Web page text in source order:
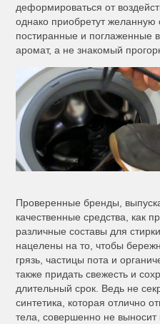
деформироваться от
однако приобретут желанную
постиранные и поглаженные
аромат, а не знакомый
Проверенные бренды,
качественные средства, как
различные составы для
нацелены на то, чтобы
грязь, частицы пота и
также придать свежесть и
длительный срок. Ведь не
синтетика, которая отлично
тела, совершенно не выносит